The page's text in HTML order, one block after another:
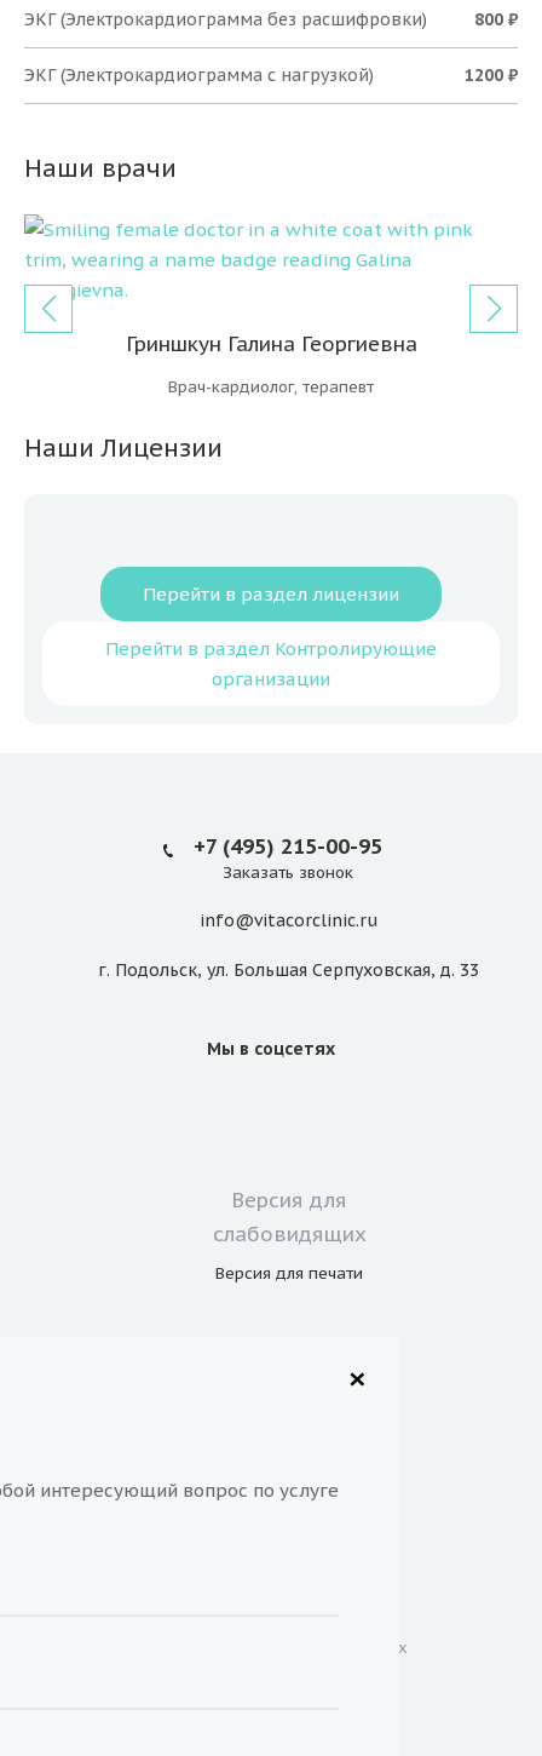
ЭКГ (Электрокардиограмма без расшифровки) 800 ₽
ЭКГ (Электрокардиограмма с нагрузкой) 1200 ₽
Наши врачи
Гриншкун Галина Георгиевна
Врач-кардиолог, терапевт
Наши Лицензии
Перейти в раздел лицензии
Перейти в раздел Контролирующие
организации
+7 (495) 215-00-95
Заказать звонок
info@vitacorclinic.ru
г. Подольск, ул. Большая Серпуховская, д. 33
Мы в соцсетях
Версия для
слабовидящих
Версия для печати
Отзывы
Обработка персональных данных
интересующий вопрос по услуге
×